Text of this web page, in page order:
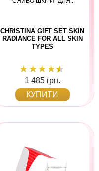
CHRISTINA GIFT SET SKIN
RADIANCE FOR ALL SKIN
TYPES
1 485 грн.
КУПИТИ